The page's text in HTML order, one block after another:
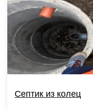
Септик из колец